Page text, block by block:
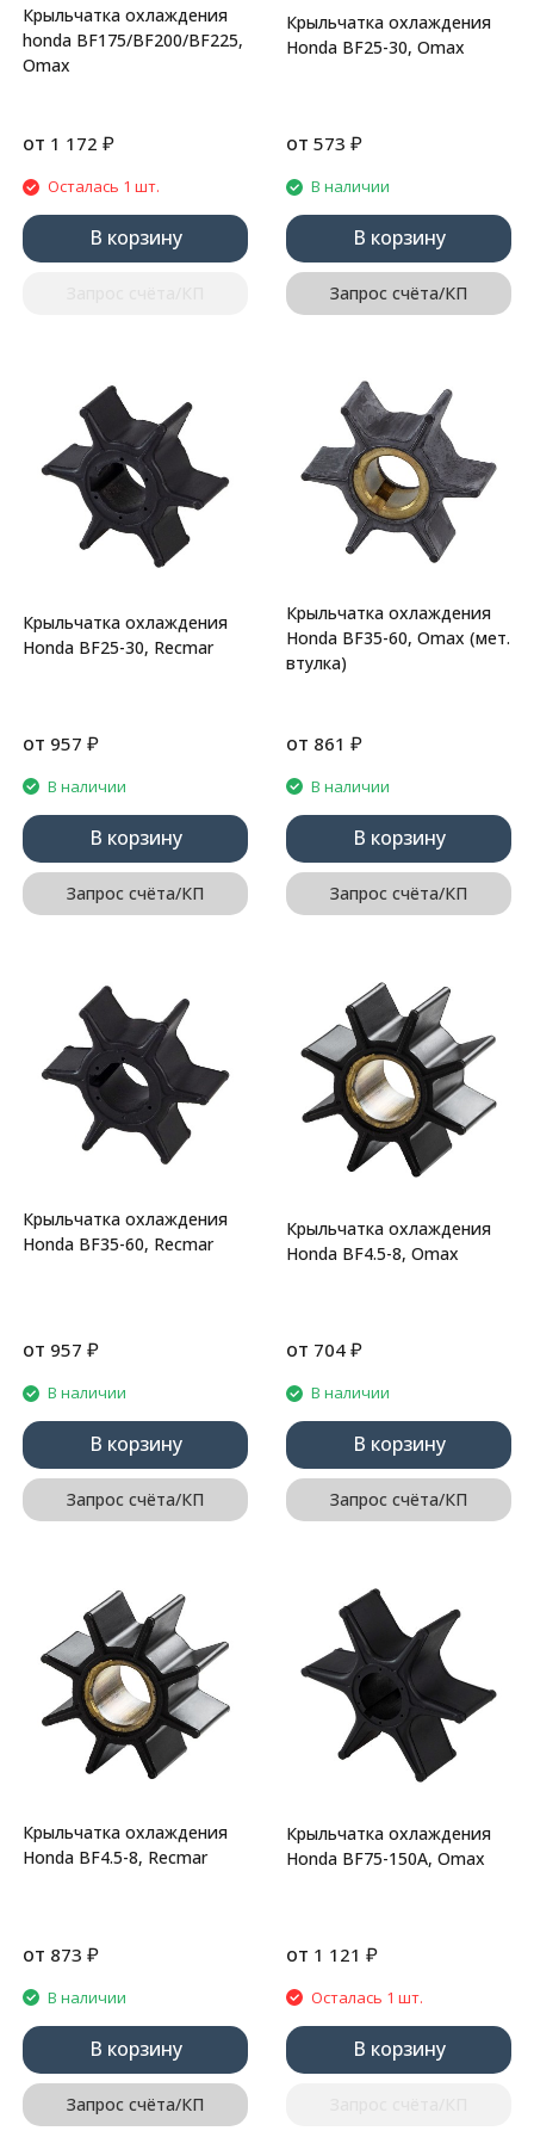
Крыльчатка охлаждения
honda BF175/BF200/BF225,
Omax
от 1 172 ₽
Осталась 1 шт.
В корзину
Крыльчатка охлаждения
Honda BF25-30, Omax
от 573 ₽
В наличии
В корзину
Запрос счёта/КП
Крыльчатка охлаждения
Honda BF25-30, Recmar
от 957 ₽
В наличии
В корзину
Запрос счёта/КП
Крыльчатка охлаждения
Honda BF35-60, Omax (мет.
втулка)
от 861 ₽
В наличии
В корзину
Запрос счёта/КП
Крыльчатка охлаждения
Honda BF35-60, Recmar
от 957 ₽
В наличии
В корзину
Запрос счёта/КП
Крыльчатка охлаждения
Honda BF4.5-8, Omax
от 704 ₽
В наличии
В корзину
Запрос счёта/КП
Крыльчатка охлаждения
Honda BF4.5-8, Recmar
от 873 ₽
В наличии
В корзину
Запрос счёта/КП
Крыльчатка охлаждения
Honda BF75-150A, Omax
от 1 121 ₽
Осталась 1 шт.
В корзину